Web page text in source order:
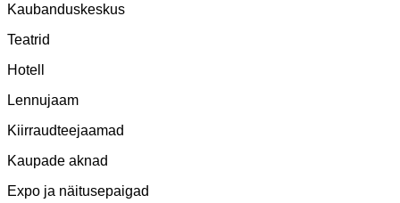
Kaubanduskeskus
Teatrid
Hotell
Lennujaam
Kiirraudteejaamad
Kaupade aknad
Expo ja näitusepaigad